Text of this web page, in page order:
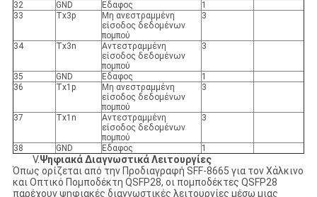
32 GND Εδαφος
1
33
Tx3p
Μη ανεστραμμένη
είσοδος δεδομένων
πομπού
3
34 Tx3n
Αντεστραμμένη
είσοδος δεδομένων
πομπού
3
35 GND Εδαφος
1
36
Tx1p
Μη ανεστραμμένη
είσοδος δεδομένων
πομπού
3
37 Tx1n
Αντεστραμμένη
είσοδος δεδομένων
πομπού
3
38 GND Εδαφος 1
V.Ψηφιακά ΔιαγνωστικάΛειτουργίες
Όπως ορίζεται από την Προδιαγραφή SFF-8665 για τον Χάλκινο
και Οπτικό Πομποδέκτη QSFP28, οι πομποδέκτες QSFP28
παρέχουν ψηφιακές διαγνωστικές λειτουργίες μέσω μιας